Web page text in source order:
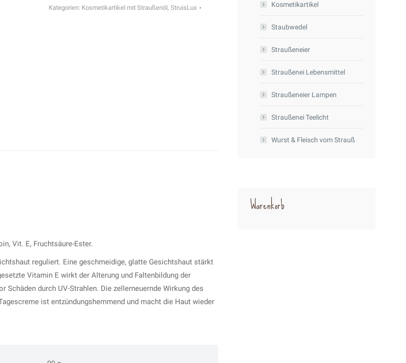
Kategorien: Kosmetikartikel mit Straußenöl, StruisLux
Vit. E, Fruchtsäure-Ester.
reguliert. Eine geschmeidige, glatte Gesichtshaut stärkt
Vitamin E wirkt der Alterung und Faltenbildung der
durch UV-Strahlen. Die zellerneuernde Wirkung des
ist entzündungshemmend und macht die Haut wieder
Kosmetikartikel
Staubwedel
Straußeneier
Straußenei Lebensmittel
Straußeneier Lampen
Straußenei Teelicht
Wurst & Fleisch vom Strauß
Warenkorb